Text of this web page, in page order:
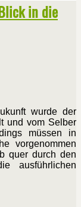
in die
wurde der
und vom Selber
müssen in
vorgenommen
quer durch den
ausführlichen